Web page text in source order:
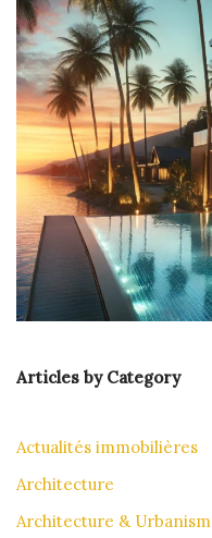
Articles by Category
Actualités immobilières
Architecture
Architecture & Urbanism